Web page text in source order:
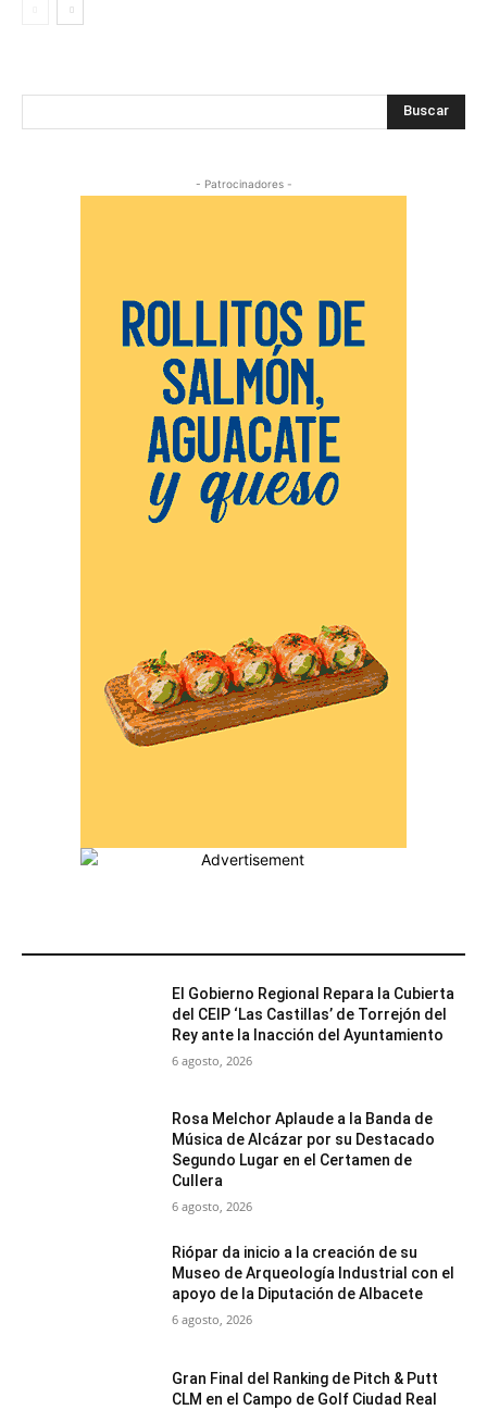
Buscar
- Patrocinadores -
El Gobierno Regional Repara la Cubierta
del CEIP ‘Las Castillas’ de Torrejón del
Rey ante la Inacción del Ayuntamiento
6 agosto, 2026
Rosa Melchor Aplaude a la Banda de
Música de Alcázar por su Destacado
Segundo Lugar en el Certamen de
Cullera
6 agosto, 2026
Riópar da inicio a la creación de su
Museo de Arqueología Industrial con el
apoyo de la Diputación de Albacete
6 agosto, 2026
Gran Final del Ranking de Pitch & Putt
CLM en el Campo de Golf Ciudad Real